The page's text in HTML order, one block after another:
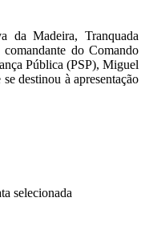
da Madeira, Tranquada
do Comando
Pública (PSP), Miguel
destinou à apresentação
selecionada